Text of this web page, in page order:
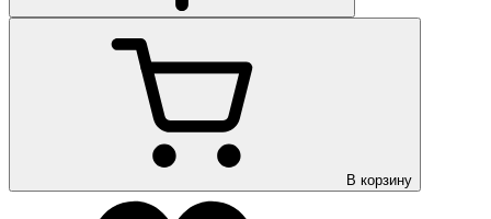
В корзину